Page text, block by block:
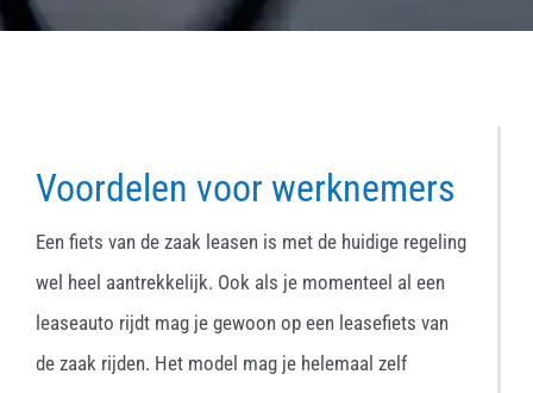
Voordelen voor werknemers
Een fiets van de zaak leasen is met de huidige regeling
wel heel aantrekkelijk. Ook als je momenteel al een
leaseauto rijdt mag je gewoon op een leasefiets van
de zaak rijden. Het model mag je helemaal zelf